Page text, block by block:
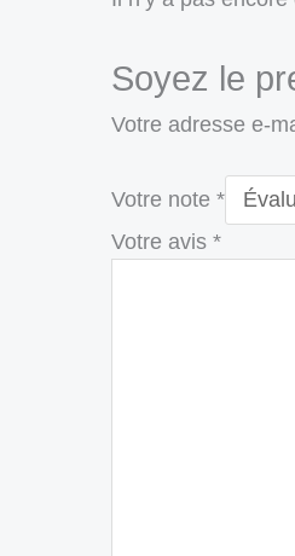
Soyez le
Votre adresse e-
Votre note *
Votre avis *